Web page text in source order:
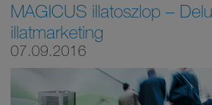
MAGICUS illatoszlop –
illatmarketing
07.09.2016